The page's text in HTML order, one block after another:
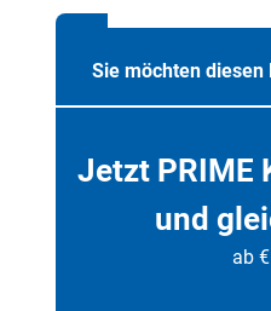
Sie möchten diesen
Jetzt PRIME
und
ab